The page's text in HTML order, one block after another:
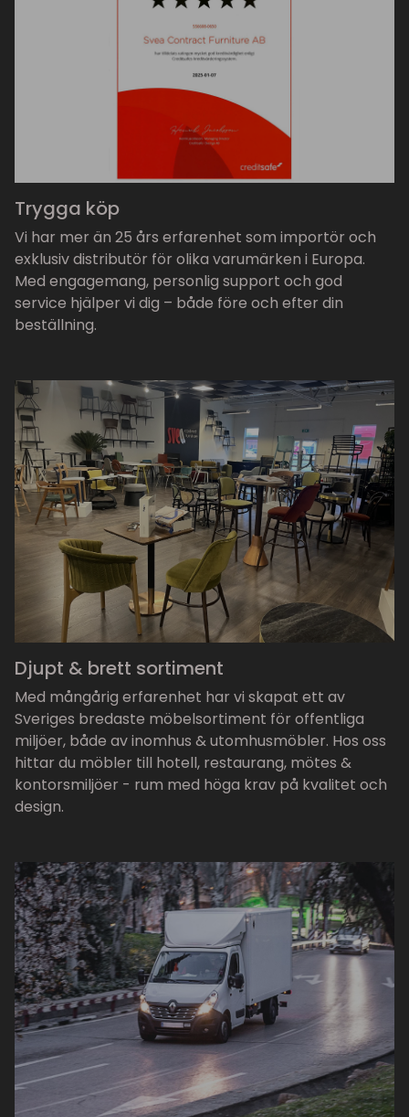
Trygga köp
Vi har mer än 25 års erfarenhet som importör och
exklusiv distributör för olika varumärken i Europa.
Med engagemang, personlig support och god
service hjälper vi dig – både före och efter din
beställning.
Djupt & brett sortiment
Med mångårig erfarenhet har vi skapat ett av
Sveriges bredaste möbelsortiment för offentliga
miljöer, både av inomhus & utomhusmöbler. Hos oss
hittar du möbler till hotell, restaurang, mötes &
kontorsmiljöer - rum med höga krav på kvalitet och
design.